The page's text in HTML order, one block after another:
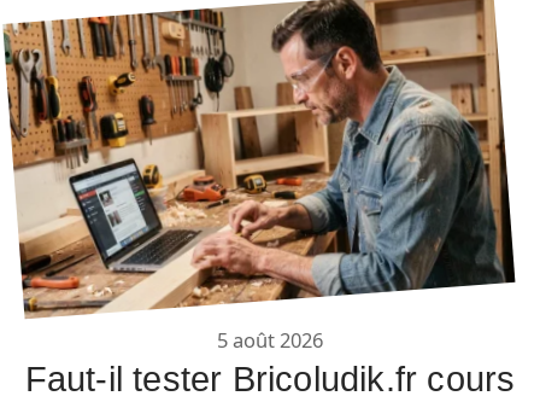
5 août 2026
Faut-il tester Bricoludik.fr cours